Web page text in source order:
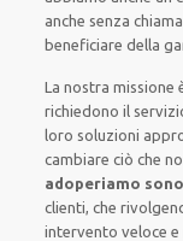
anche senza
beneficiare della
La nostra missione
richiedono il
loro soluzioni
cambiare ciò che
adoperiamo
clienti, che
interventoveloce